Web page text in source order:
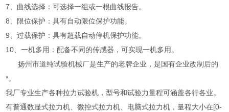
7、曲线选择：可选择一组或一根曲线报告。
8、限位保护：具有自动限位保护功能。
9、过载保护：具有超载自动停机保护功能。
10、一机多用：配备不同的传感器，可实现一机多用。
扬州市道纯试验机械厂是生产的老牌企业，是国有企业改制后的
*。
我厂专业生产各种拉力试验机，型号和试验力量程可涵盖各行各业。
有普通数显式拉力机、微控式拉力机、电脑式拉力机，量程大小在[0-